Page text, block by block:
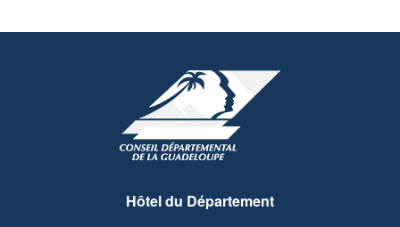
Hôtel du Département